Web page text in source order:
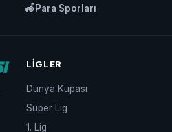
🦽Para Sporları
LIGLER
Dünya Kupası
Süper Lig
1. Lig